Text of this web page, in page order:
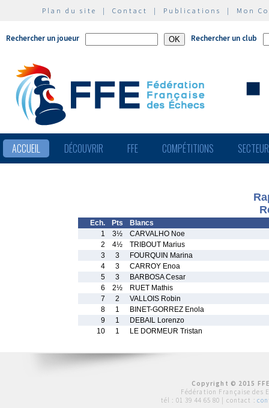
Plan du site | Contact | Publications | Mon
Rechercher un joueur Rechercher un club
ACCUEIL DÉCOUVRIR FFE COMPÉTITIONS
Ech. Pts
Blancs
1
3½
CARVALHO Noe
2
4½
TRIBOUT Marius
3
3
FOURQUIN Marina
4
3
CARROY Enoa
5
3
BARBOSA Cesar
6
2½
RUET Mathis
7
2
VALLOIS Robin
8
1
BINET-GORREZ Enola
9
1
DEBAIL Lorenzo
10
1 LE DORMEUR Tristan
Copyright © 2015
Fédération Française des
tél : 01 39 44 65 80 | contact :